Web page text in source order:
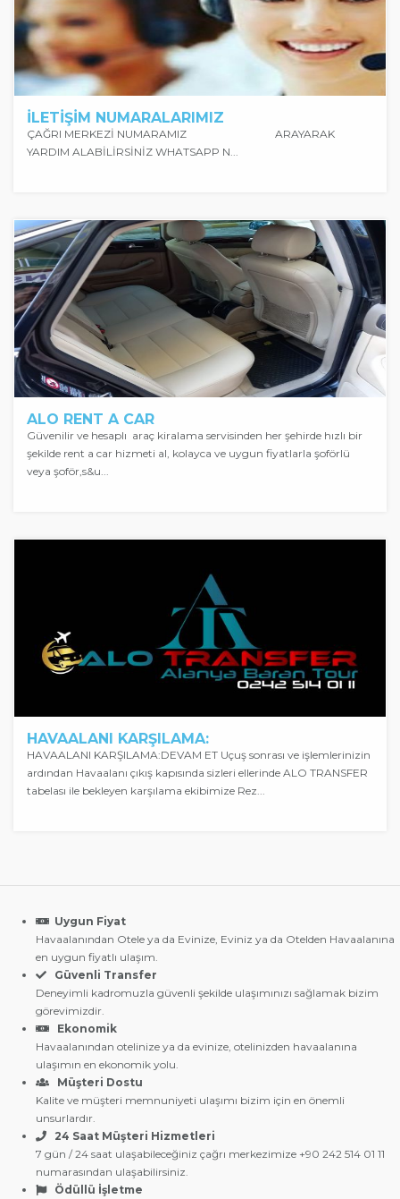
İLETİŞİM NUMARALARIMIZ
ÇAĞRI MERKEZİ NUMARAMIZ ARAYARAK
YARDIM ALABİLİRSİNİZ WHATSAPP N...
ALO RENT A CAR
Güvenilir ve hesaplı araç kiralama servisinden her şehirde hızlı bir
şekilde rent a car hizmeti al, kolayca ve uygun fiyatlarla şoförlü
veya şoför,s&u...
HAVAALANI KARŞILAMA:
HAVAALANI KARŞILAMA:DEVAM ET Uçuş sonrası ve işlemlerinizin
ardından Havaalanı çıkış kapısında sizleri ellerinde ALO TRANSFER
tabelası ile bekleyen karşılama ekibimize Rez...
Uygun Fiyat
Havaalanından Otele ya da Evinize, Eviniz ya da Otelden Havaalanına
en uygun fiyatlı ulaşım.
Güvenli Transfer
Deneyimli kadromuzla güvenli şekilde ulaşımınızı sağlamak bizim
görevimizdir.
Ekonomik
Havaalanından otelinize ya da evinize, otelinizden havaalanına
ulaşımın en ekonomik yolu.
Müşteri Dostu
Kalite ve müşteri memnuniyeti ulaşımı bizim için en önemli
unsurlardır.
24 Saat Müşteri Hizmetleri
7 gün / 24 saat ulaşabileceğiniz çağrı merkezimize +90 242 514 01 11
numarasından ulaşabilirsiniz.
Ödüllü İşletme